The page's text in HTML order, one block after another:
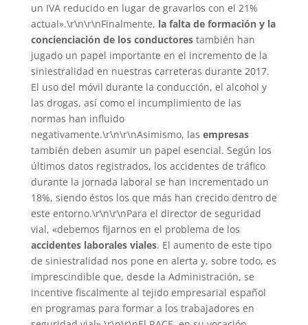
un IVA reducido en lugar de gravarlos con el 21%
actual».\r\n\r\nFinalmente, la falta de formación y la
concienciación de los conductorestambién han
jugado un papel importante en el incremento de la
siniestralidad en nuestras carreteras durante 2017.
El uso del móvil durante la conducción, el alcohol y
las drogas, así como el incumplimiento de las
normas han influido
negativamente.\r\n\r\nAsimismo, las empresas
también deben asumir un papel esencial. Según los
últimos datos registrados, los accidentes de tráfico
durante la jornada laboral se han incrementado un
18%, siendo éstos los que más han crecido dentro de
este entorno.\r\n\r\nPara el director de seguridad
vial, «debemos fijarnos en el problema de los
accidentes laborales viales. El aumento de este tipo
de siniestralidad nos pone en alerta y, sobre todo, es
imprescindible que, desde la Administración, se
incentive fiscalmente al tejido empresarial español
en programas para formar a los trabajadores en